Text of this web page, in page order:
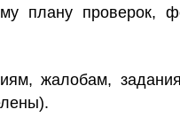
плану проверок,
жалобам,